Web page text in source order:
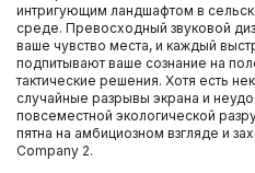
интригующим ландшафтом в
среде. Превосходный звуковой
ваше чувство места, и каждый
подпитывают ваше сознание на
тактические решения. Хотя есть
случайные разрывы экрана и
повсеместной экологической
пятна на амбициозном взгляде и
Company 2.